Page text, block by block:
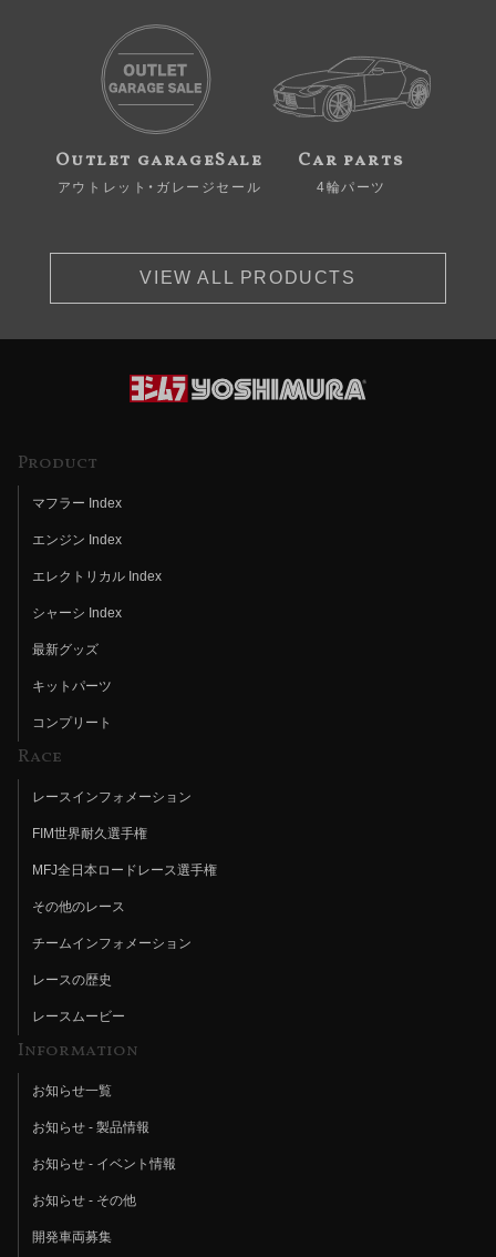
Outlet garageSale
アウトレット・ガレージセール
Car parts
4輪パーツ
VIEW ALL PRODUCTS
Product
マフラー Index
エンジン Index
エレクトリカル Index
シャーシ Index
最新グッズ
キットパーツ
コンプリート
Race
レースインフォメーション
FIM世界耐久選手権
MFJ全日本ロードレース選手権
その他のレース
チームインフォメーション
レースの歴史
レースムービー
Information
お知らせ一覧
お知らせ - 製品情報
お知らせ - イベント情報
お知らせ - その他
開発車両募集